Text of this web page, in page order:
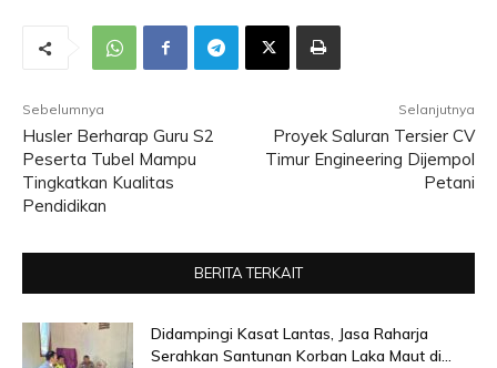
Sebelumnya
Husler Berharap Guru S2
Peserta Tubel Mampu
Tingkatkan Kualitas
Pendidikan
Selanjutnya
Proyek Saluran Tersier CV
Timur Engineering Dijempol
Petani
BERITA TERKAIT
Didampingi Kasat Lantas, Jasa Raharja
Serahkan Santunan Korban Laka Maut di...